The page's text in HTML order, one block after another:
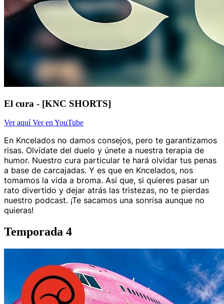
El cura - [KNC SHORTS]
Ver aquíVer en YouTube
En Kncelados no damos consejos, pero te garantizamos
risas. Olvídate del duelo y únete a nuestra terapia de
humor. Nuestro cura particular te hará olvidar tus penas
a base de carcajadas. Y es que en Kncelados, nos
tomamos la vida a broma. Así que, si quieres pasar un
rato divertido y dejar atrás las tristezas, no te pierdas
nuestro podcast. ¡Te sacamos una sonrisa aunque no
quieras!
Temporada 4